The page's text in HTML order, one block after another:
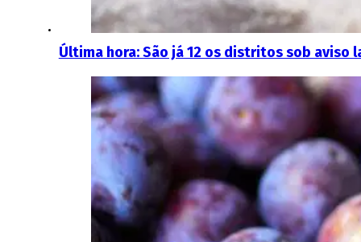
Última hora: São já 12 os distritos sob aviso